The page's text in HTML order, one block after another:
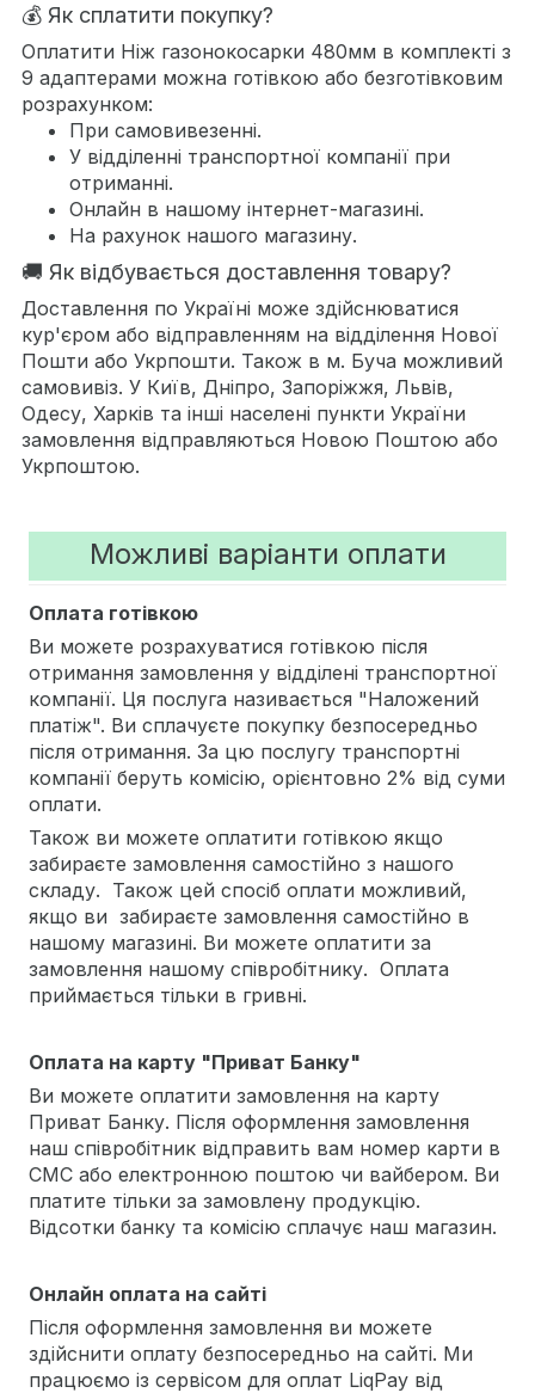
💰 Як сплатити покупку?
Оплатити Ніж газонокосарки 480мм в комплекті з
9 адаптерами можна готівкою або безготівковим
розрахунком:
При самовивезенні.
У відділенні транспортної компанії при
отриманні.
Онлайн в нашому інтернет-магазині.
На рахунок нашого магазину.
🚚 Як відбувається доставлення товару?
Доставлення по Україні може здійснюватися
кур'єром або відправленням на відділення Нової
Пошти або Укрпошти. Також в м. Буча можливий
самовивіз. У Київ, Дніпро, Запоріжжя, Львів,
Одесу, Харків та інші населені пункти України
замовлення відправляються Новою Поштою або
Укрпоштою.
Можливі варіанти оплати
Оплата готівкою
Ви можете розрахуватися готівкою після
отримання замовлення у відділені транспортної
компанії. Ця послуга називається "Наложений
платіж". Ви сплачуєте покупку безпосередньо
після отримання. За цю послугу транспортні
компанії беруть комісію, орієнтовно 2% від суми
оплати.
Також ви можете оплатити готівкою якщо
забираєте замовлення самостійно з нашого
складу. Також цей спосіб оплати можливий,
якщо ви забираєте замовлення самостійно в
нашому магазині. Ви можете оплатити за
замовлення нашому співробітнику. Оплата
приймається тільки в гривні.
Оплата на карту "Приват Банку"
Ви можете оплатити замовлення на карту
Приват Банку. Після оформлення замовлення
наш співробітник відправить вам номер карти в
СМС або електронною поштою чи вайбером. Ви
платите тільки за замовлену продукцію.
Відсотки банку та комісію сплачує наш магазин.
Онлайн оплата на сайті
Після оформлення замовлення ви можете
здійснити оплату безпосередньо на сайті. Ми
працюємо із сервісом для оплат LiqPay від